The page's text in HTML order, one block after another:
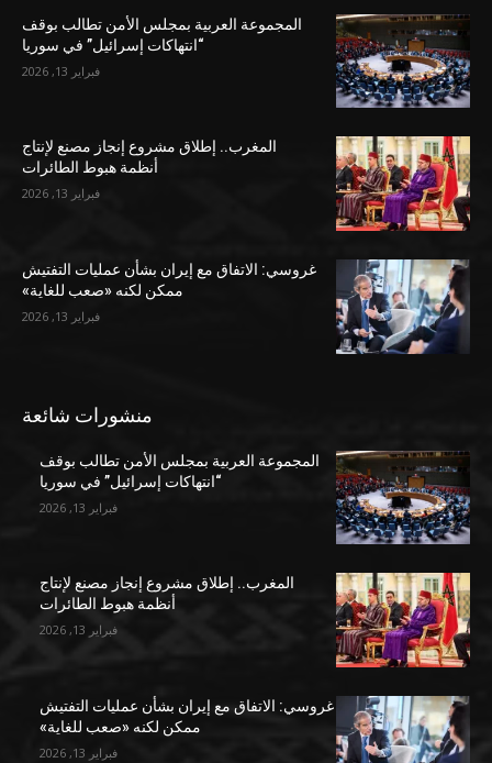
المجموعة العربية بمجلس الأمن تطالب بوقف
“انتهاكات إسرائيل” في سوريا
فبراير 13, 2026
المغرب.. إطلاق مشروع إنجاز مصنع لإنتاج
أنظمة هبوط الطائرات
فبراير 13, 2026
غروسي: الاتفاق مع إيران بشأن عمليات التفتيش
ممكن لكنه «صعب للغاية»
فبراير 13, 2026
منشورات شائعة
المجموعة العربية بمجلس الأمن تطالب بوقف
“انتهاكات إسرائيل” في سوريا
فبراير 13, 2026
المغرب.. إطلاق مشروع إنجاز مصنع لإنتاج
أنظمة هبوط الطائرات
فبراير 13, 2026
غروسي: الاتفاق مع إيران بشأن عمليات التفتيش
ممكن لكنه «صعب للغاية»
فبراير 13, 2026